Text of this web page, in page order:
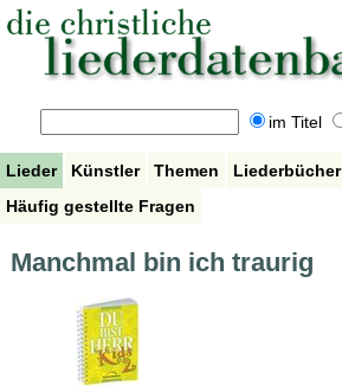
im Titel
Lieder Künstler Themen Liederbücher
Häufig gestellte Fragen
Manchmal bin ich traurig